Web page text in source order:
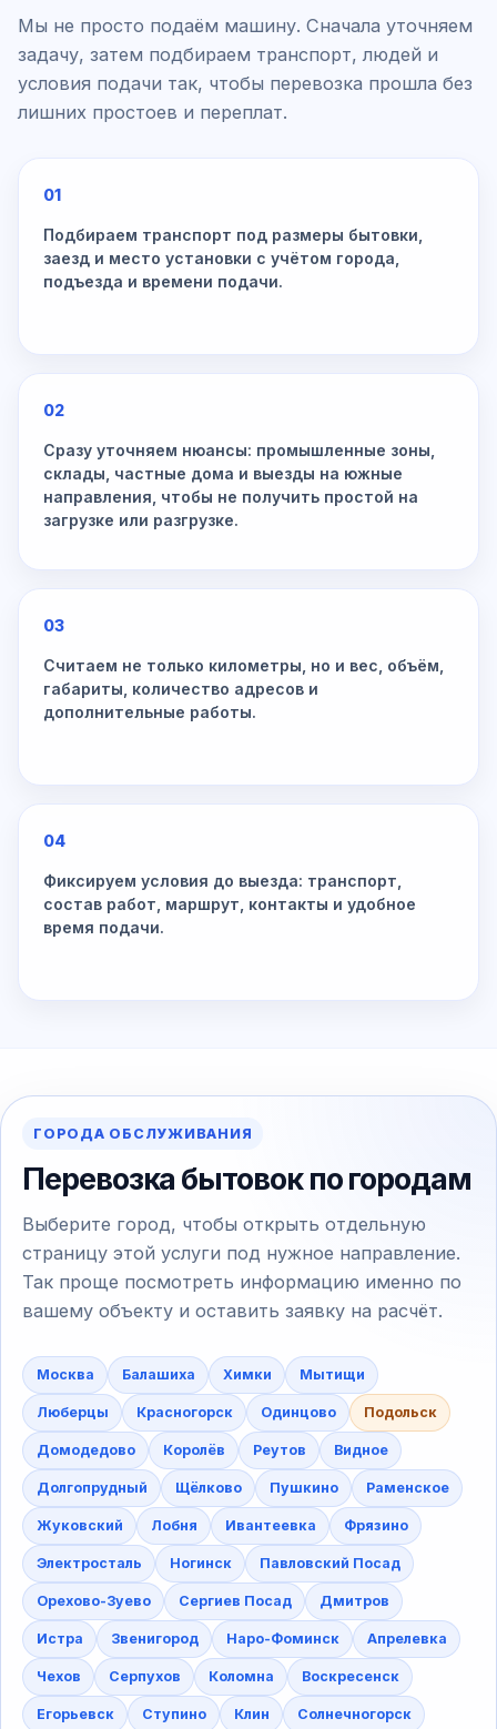
Мы не просто подаём машину. Сначала уточняем
задачу, затем подбираем транспорт, людей и
условия подачи так, чтобы перевозка прошла без
лишних простоев и переплат.
01
Подбираем транспорт под размеры бытовки,
заезд и место установки с учётом города,
подъезда и времени подачи.
02
Сразу уточняем нюансы: промышленные зоны,
склады, частные дома и выезды на южные
направления, чтобы не получить простой на
загрузке или разгрузке.
03
Считаем не только километры, но и вес, объём,
габариты, количество адресов и
дополнительные работы.
04
Фиксируем условия до выезда: транспорт,
состав работ, маршрут, контакты и удобное
время подачи.
ГОРОДА ОБСЛУЖИВАНИЯ
Перевозка бытовок по городам
Выберите город, чтобы открыть отдельную
страницу этой услуги под нужное направление.
Так проще посмотреть информацию именно по
вашему объекту и оставить заявку на расчёт.
Москва Балашиха Химки Мытищи
Люберцы Красногорск Одинцово Подольск
Домодедово Королёв Реутов Видное
Долгопрудный Щёлково Пушкино Раменское
Жуковский Лобня Ивантеевка Фрязино
Электросталь Ногинск Павловский Посад
Орехово-Зуево Сергиев Посад Дмитров
Истра Звенигород Наро-Фоминск Апрелевка
Чехов Серпухов Коломна Воскресенск
Егорьевск Ступино Клин Солнечногорск